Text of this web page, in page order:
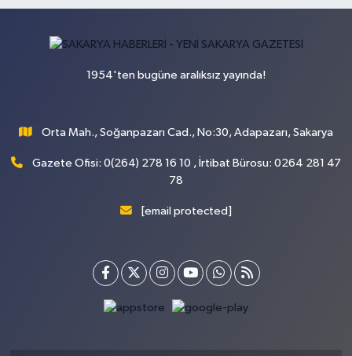
1954'ten bugüne aralıksız yayında!
Orta Mah., Soğanpazarı Cad., No:30, Adapazarı, Sakarya
Gazete Ofisi: 0(264) 278 16 10 , İrtibat Bürosu: 0264 281 47
78
[email protected]